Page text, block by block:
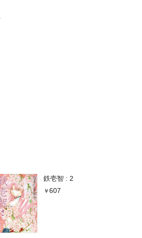
鉄壱智 : 2
607